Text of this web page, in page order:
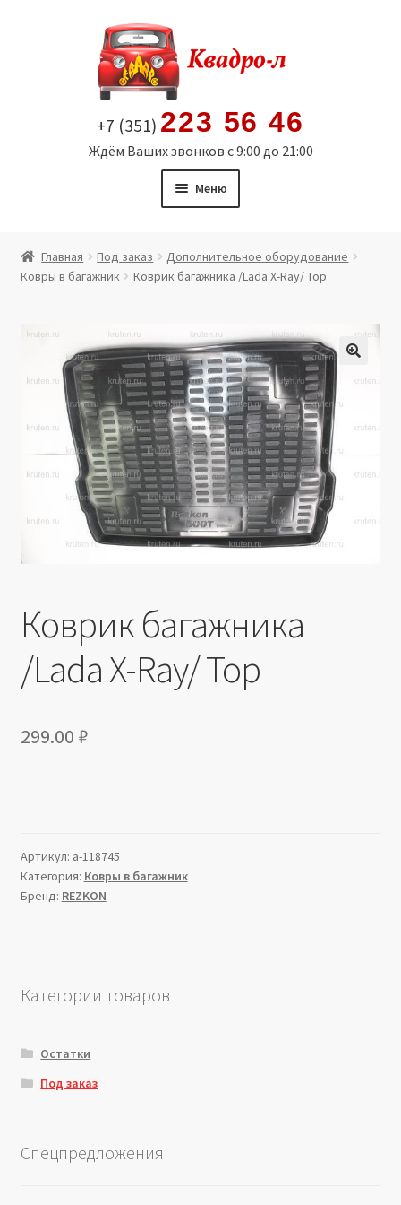
содержимому
+7 (351) 223 56 46
Ждём Ваших звонков с 9:00 до 21:00
Меню
Витрина
Мой аккаунт
Политика в отношении обработки персональных
данных
Производители
Юридические данные
Главная Под заказ
Дополнительное оборудование
Ковры в багажник
Коврик багажника /Lada X-Ray/ Top
🔍
Коврик багажника
/Lada X-Ray/ Top
299.00 ₽
Артикул: a-118745
Категория: Ковры в багажник
Бренд: REZKON
Категории товаров
Остатки
Под заказ
Спецпредложения